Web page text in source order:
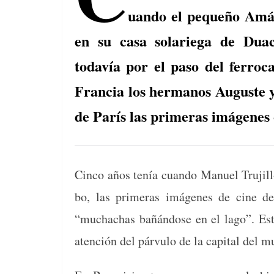
o
k
s tir
uando el pequeño
en su casa solariega de
todavía por el paso del
Francia los hermanos
de París las primeras
Cin­co años tenía cuan­do Manuel
bo, las primeras imá­genes de cine
“muchachas bañán­dose en el lago”.
aten­ción del párvu­lo de la cap­i­tal del